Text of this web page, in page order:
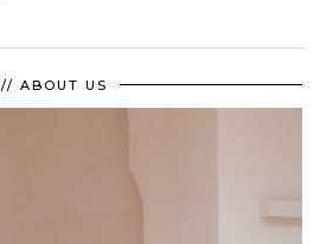
// ABOUT US